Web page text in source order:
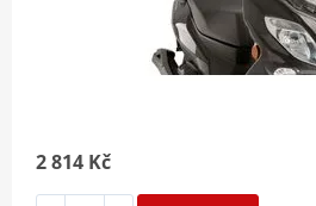
2 814 Kč